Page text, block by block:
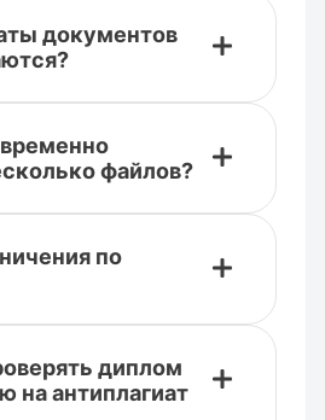
документов
файлов?
по
диплом
на антиплагиат